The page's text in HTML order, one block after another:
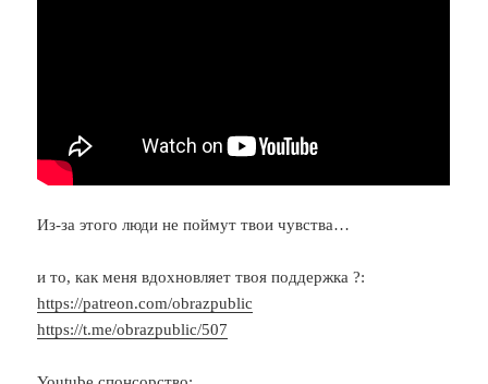
Из-за этого люди не поймут твои чувства…
и то, как меня вдохновляет твоя поддержка ?:
https://patreon.com/obrazpublic
https://t.me/obrazpublic/507